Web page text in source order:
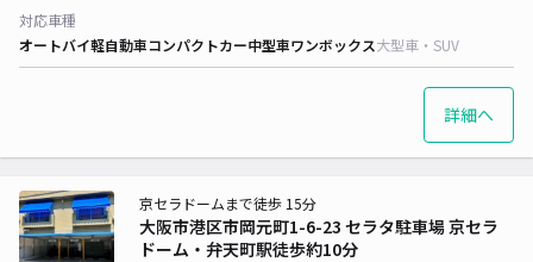
対応車種
オートバイ軽自動車コンパクトカー中型車ワンボックス大型車・SUV
詳細へ
大阪市港区市岡元町1-6-23 セラタ駐車場 京セラ
ドーム・弁天町駅徒歩約10分
京セラドームまで徒歩 15分